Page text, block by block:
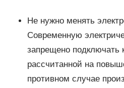
Не нужно менять
Современную
запрещено подключать
рассчитанной на
противном случае